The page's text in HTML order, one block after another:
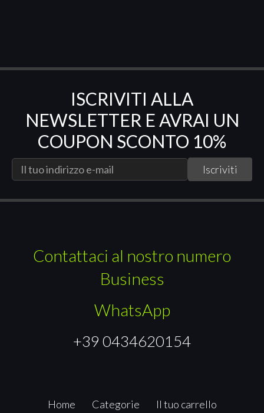
ISCRIVITI ALLA
NEWSLETTER E AVRAI UN
COUPON SCONTO 10%
Contattaci al nostro numero
Business
WhatsApp
+39 0434620154
Home Categorie Il tuo carrello